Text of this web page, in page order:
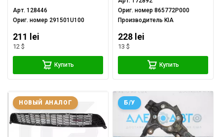
Арт.128446
Ориг. номер 291501U100
211 lei
12 $
Купить
Ориг. номер865772P000
Производитель KIA
228 lei
13 $
Купить
НОВЫЙ АНАЛОГ Б/У